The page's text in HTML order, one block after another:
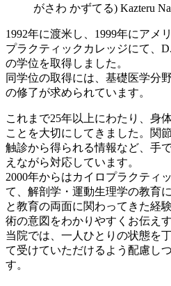
がさわ かずてる) Kazteru
1992年に渡米し、1999年にアメ
プラクティックカレッジにて、
の学位を取得しました。
同学位の取得には、基礎医学分
の修了が求められています。
これまで25年以上にわたり、身
ことを大切にしてきました。関
触診から得られる情報など、手
えながら対応しています。
2000年からはカイロプラクティ
て、解剖学・運動生理学の教育
と教育の両面に関わってきた経
術の意図をわかりやすくお伝え
当院では、一人ひとりの状態を
て受けていただけるよう配慮し
す。